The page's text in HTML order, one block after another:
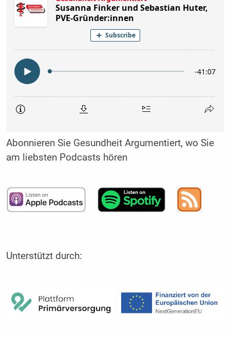
Abonnieren Sie Gesundheit Argumentiert, wo Sie
am liebsten Podcasts hören
Unterstützt durch: